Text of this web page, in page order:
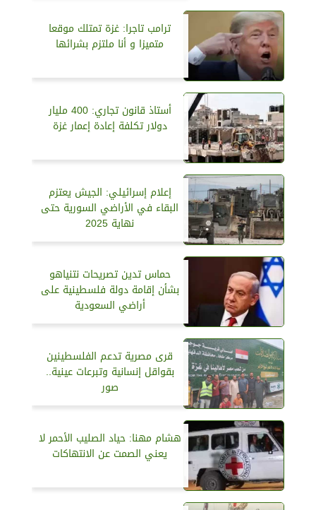
ترامب تاجرا: غزة تمتلك موقعا
متميزا و أنا ملتزم بشرائها
أستاذ قانون تجاري: 400 مليار
دولار تكلفة إعادة إعمار غزة
إعلام إسرائيلي: الجيش يعتزم
البقاء في الأراضي السورية حتى
نهاية 2025
حماس تدين تصريحات نتنياهو
بشأن إقامة دولة فلسطينية على
أراضي السعودية
قرى مصرية تدعم الفلسطينين
بقواقل إنسانية وتبرعات عينية..
صور
هشام مهنا: حياد الصليب الأحمر لا
يعني الصمت عن الانتهاكات